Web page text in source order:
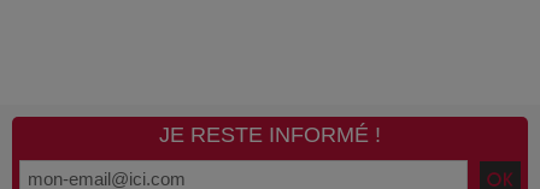
JE RESTE INFORMÉ !